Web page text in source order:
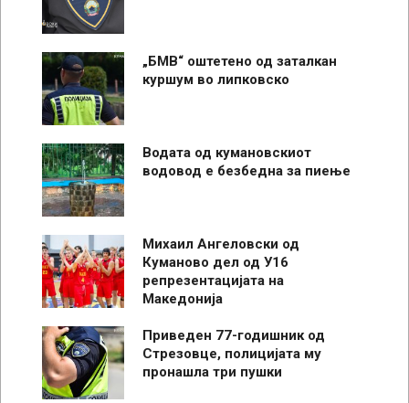
„БМВ“ оштетено од заталкан
куршум во липковско
Водата од кумановскиот
водовод е безбедна за пиење
Михаил Ангеловски од
Куманово дел од У16
репрезентацијата на
Македонија
Приведен 77-годишник од
Стрезовце, полицијата му
пронашла три пушки